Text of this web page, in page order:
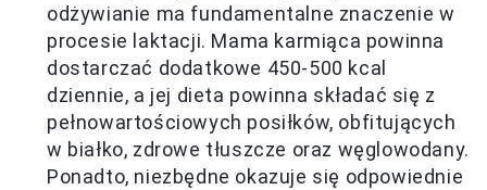
odżywianie ma fundamentalne znaczenie w
procesie laktacji. Mama karmiąca powinna
dostarczać dodatkowe 450-500 kcal
dziennie, a jej dieta powinna składać się z
pełnowartościowych posiłków, obfitujących
w białko, zdrowe tłuszcze oraz węglowodany.
Ponadto, niezbędne okazuje się odpowiednie